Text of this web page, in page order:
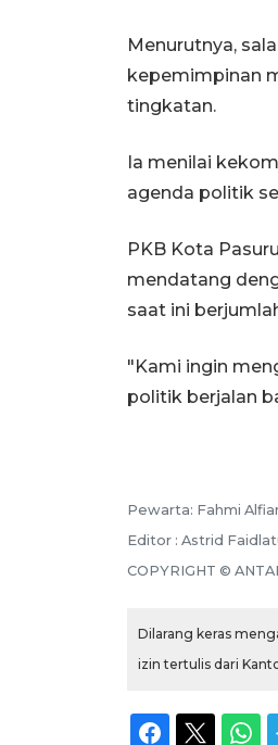
Menurutnya,
kepemimpinan
tingkatan.
Ia menilai
agenda politik
PKB Kota
mendatang
saat ini
"Kami ingin
politik berjalan
Pewarta: Fahmi
Editor : Astrid
COPYRIGHT ©
Dilarang keras
izin tertulis dari